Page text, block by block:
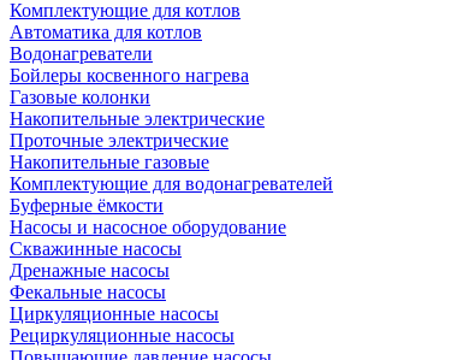
Комплектующие для котлов
Автоматика для котлов
Водонагреватели
Бойлеры косвенного нагрева
Газовые колонки
Накопительные электрические
Проточные электрические
Накопительные газовые
Комплектующие для водонагревателей
Буферные ёмкости
Насосы и насосное оборудование
Скважинные насосы
Дренажные насосы
Фекальные насосы
Циркуляционные насосы
Рециркуляционные насосы